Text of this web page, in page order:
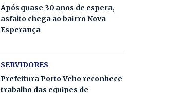
Após quase 30 anos de espera,
asfalto chega ao bairro Nova
Esperança
SERVIDORES
Prefeitura Porto Veho reconhece
trabalho das equipes de